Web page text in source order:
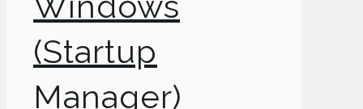
(Startup
Manager)